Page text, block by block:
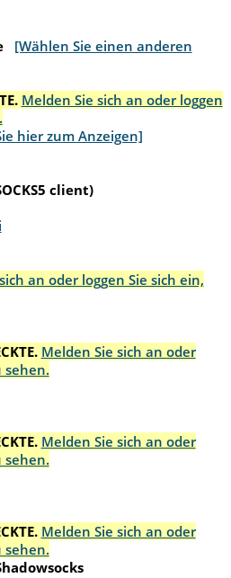
[Wählen Sie einen anderen
Melden Sie sich an oder loggen
hier zum Anzeigen]
client)
an oder loggen Sie sich ein,
Melden Sie sich an oder
sehen.
Melden Sie sich an oder
sehen.
Melden Sie sich an oder
sehen.